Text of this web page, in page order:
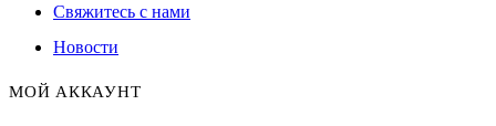
Свяжитесь с нами
Новости
МОЙ АККАУНТ